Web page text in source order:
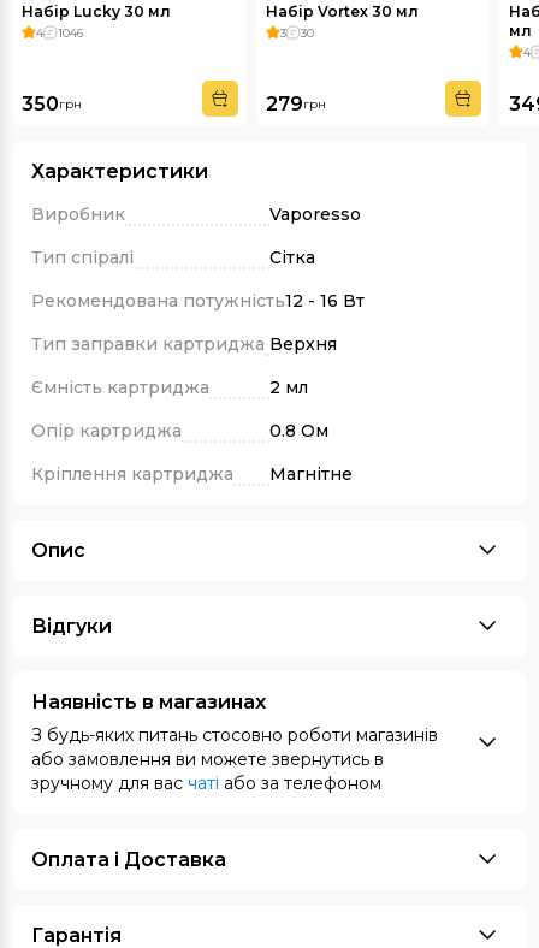
Набір Lucky 30 мл
4 1046
350грн
Набір Vortex 30 мл
3 30
279грн
мл
4
Характеристики
Виробник
Vaporesso
Тип спіралі
Сітка
Рекомендована потужність12 - 16 Вт
Тип заправки картриджа Верхня
Ємність картриджа
2 мл
Опір картриджа
0.8 Ом
Кріплення картриджа
Магнітне
Опис
Відгуки
Наявність в магазинах
З будь-яких питань стосовно роботи магазинів
або замовлення ви можете звернутись в
зручному для вас чаті або за телефоном
Оплата i Доставка
Гарантія